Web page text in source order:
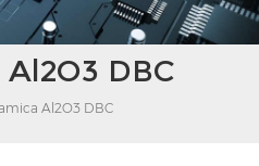
DBC
Al2O3 DBC